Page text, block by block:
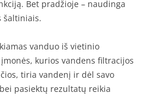
Bet pradžioje – naudinga
šaltiniais.
vanduo iš vietinio
kurios vandens filtracijos
tiria vandenį ir dėl savo
pasiektų rezultatų reikia